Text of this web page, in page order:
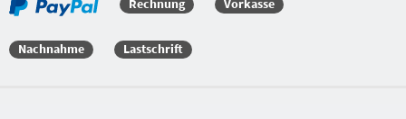
Bekleidungssets
Versandkostenfreie Bestellung
Rechnung Vorkasse
Nachnahme Lastschrift